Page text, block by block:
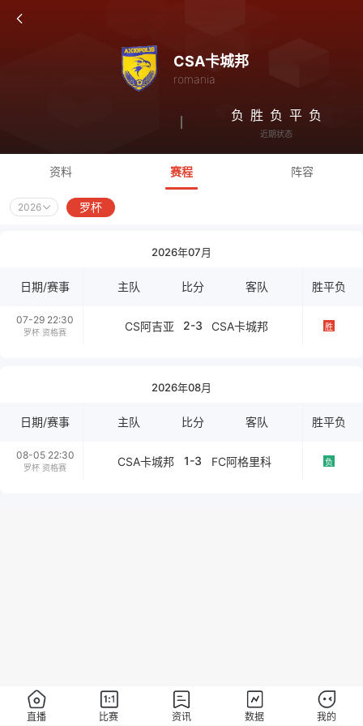
CSA卡城邦
romania
负 胜 负 平 负
近期状态
资料 赛程 阵容
2026 罗杯
2026年07月
日期/赛事 主队 比分 客队 胜平负
07-29 22:30
罗杯 资格赛 CS阿吉亚 2-3 CSA卡城邦 胜
2026年08月
日期/赛事 主队 比分 客队 胜平负
08-05 22:30
罗杯 资格赛 CSA卡城邦 1-3 FC阿格里科 负
直播 比赛 资讯 数据 我的